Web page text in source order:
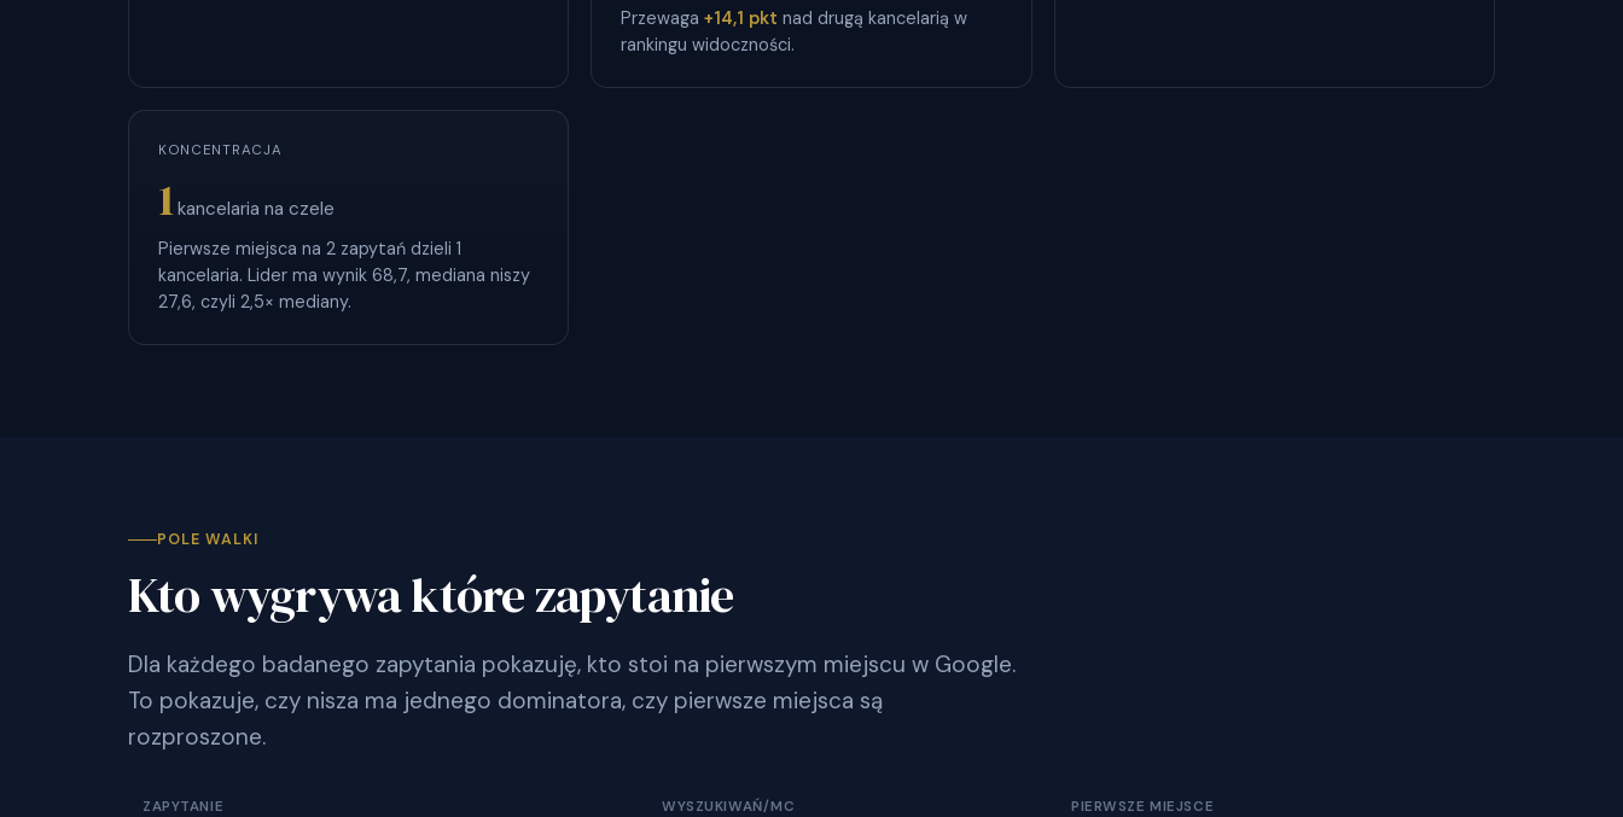
Przewaga+14,1 pkt nad drugą kancelarią w
rankingu widoczności.
KONCENTRACJA
1kancelaria na czele
Pierwsze miejsca na 2 zapytań dzieli 1
kancelaria. Lider ma wynik 68,7, mediana niszy
27,6, czyli 2,5× mediany.
POLE WALKI
Kto wygrywa które zapytanie
Dla każdego badanego zapytania pokazuję, kto stoi na pierwszym miejscu w Google.
To pokazuje, czy nisza ma jednego dominatora, czy pierwsze miejsca są
rozproszone.
ZAPYTANIE WYSZUKIWAŃ/MC PIERWSZE MIEJSCE